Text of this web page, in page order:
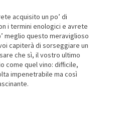
acquisito un po’ di
i termini enologici e avrete
meglio questo meraviglioso
capiterà di sorseggiare un
che sì, il vostro ultimo
come quel vino: difficile,
impenetrabile ma così